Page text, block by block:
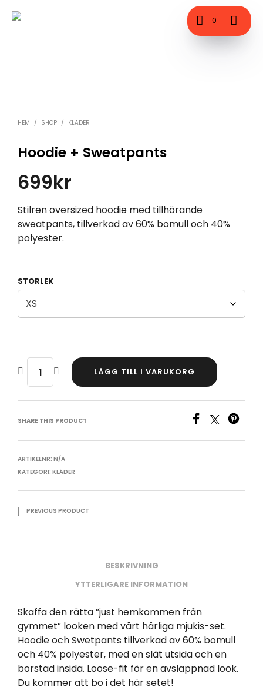
0
HEM / SHOP / KLÄDER
Hoodie + Sweatpants
699kr
Stilren oversized hoodie med tillhörande
sweatpants, tillverkad av 60% bomull och 40%
polyester.
STORLEK
LÄGG TILL I VARUKORG
SHARE THIS PRODUCT
ARTIKELNR: N/A
KATEGORI: KLÄDER
PREVIOUS PRODUCT
BESKRIVNING
YTTERLIGARE INFORMATION
Skaffa den rätta ”just hemkommen från
gymmet” looken med vårt härliga mjukis-set.
Hoodie och Swetpants tillverkad av 60% bomull
och 40% polyester, med en slät utsida och en
borstad insida. Loose-fit för en avslappnad look.
Du kommer att bo i det här setet!